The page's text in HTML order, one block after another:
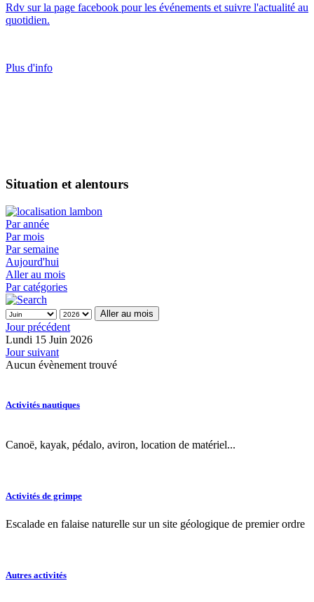
Rdv sur la page facebook pour les événements et suivre l'actualité au
quotidien.
Plus d'info
Situation et alentours
Par année
Par mois
Par semaine
Aujourd'hui
Aller au mois
Par catégories
Aller au mois
Jour précédent
Lundi 15 Juin 2026
Jour suivant
Aucun évènement trouvé
Activités nautiques
Canoë, kayak, pédalo, aviron, location de matériel...
Activités de grimpe
Escalade en falaise naturelle sur un site géologique de premier ordre
Autres activités